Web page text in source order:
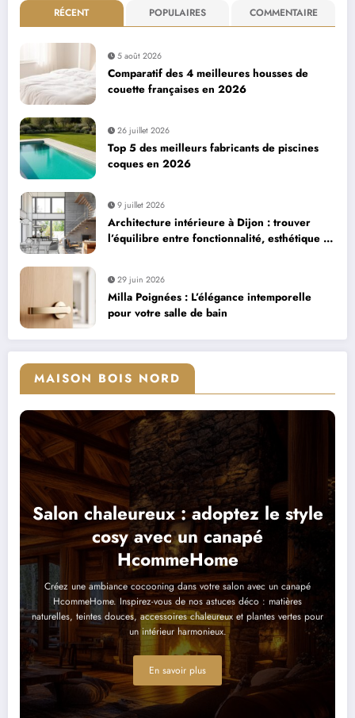
RÉCENT POPULAIRES COMMENTAIRE
5 août 2026
Comparatif des 4 meilleures housses de
couette françaises en 2026
26 juillet 2026
Top 5 des meilleurs fabricants de piscines
coques en 2026
9 juillet 2026
Architecture intérieure à Dijon : trouver
l’équilibre entre fonctionnalité, esthétique et
29 juin 2026
Milla Poignées : L’élégance intemporelle
pour votre salle de bain
MAISON BOIS NORD
Salon chaleureux : adoptez le style
cosy avec un canapé
HcommeHome
Créez une ambiance cocooning dans votre salon avec un canapé
HcommeHome. Inspirez-vous de nos astuces déco : matières
naturelles, teintes douces, accessoires chaleureux et plantes vertes pour
un intérieur harmonieux.
En savoir plus